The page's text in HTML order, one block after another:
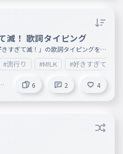
M!LK 好きすぎて滅！ 歌詞タイピング
すぎて滅！」の歌詞タイピングを作
#流行り #M!LK #好きすぎて滅！
6 2 4